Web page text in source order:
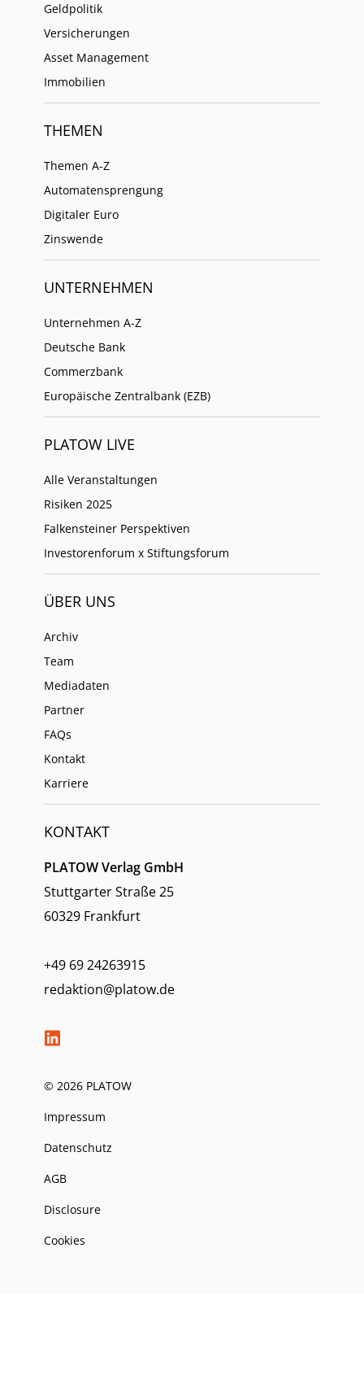
Geldpolitik
Versicherungen
Asset Management
Immobilien
THEMEN
Themen A-Z
Automatensprengung
Digitaler Euro
Zinswende
UNTERNEHMEN
Unternehmen A-Z
Deutsche Bank
Commerzbank
Europäische Zentralbank (EZB)
PLATOW LIVE
Alle Veranstaltungen
Risiken 2025
Falkensteiner Perspektiven
Investorenforum x Stiftungsforum
ÜBER UNS
Archiv
Team
Mediadaten
Partner
FAQs
Kontakt
Karriere
KONTAKT
PLATOW Verlag GmbH
Stuttgarter Straße 25
60329 Frankfurt
+49 69 24263915
redaktion@platow.de
© 2026 PLATOW
Impressum
Datenschutz
AGB
Disclosure
Cookies